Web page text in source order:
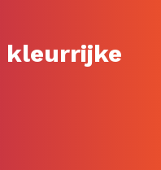
kleurrijke